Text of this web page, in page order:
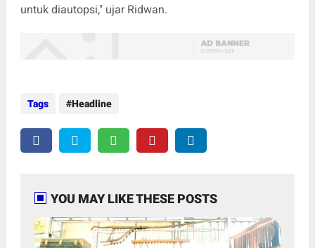
untuk diautopsi," ujar Ridwan.
Tags Headline
YOU MAY LIKE THESE POSTS